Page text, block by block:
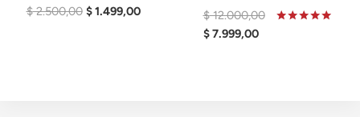
$2.500,00 El
$1.499,00El
$12.000,00El
$7.999,00El